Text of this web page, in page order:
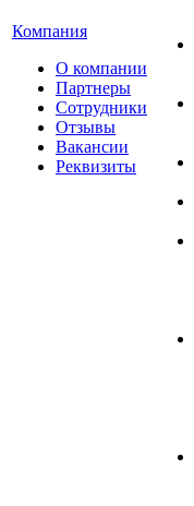
Компания
О компании
Партнеры
Сотрудники
Отзывы
Вакансии
Реквизиты